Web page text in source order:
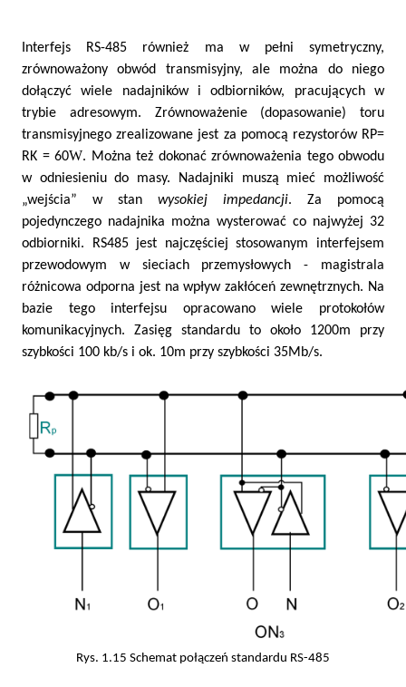
Interfejs RS-485 również ma w pełni symetryczny,
zrównoważony obwód transmisyjny, ale można do niego
dołączyć wiele nadajników i odbiorników, pracujących w
trybie adresowym. Zrównoważenie (dopasowanie) toru
transmisyjnego zrealizowane jest za pomocą rezystorów RP=
RK = 60W. Można też dokonać zrównoważenia tego obwodu
w odniesieniu do masy. Nadajniki muszą mieć możliwość
„wejścia” w stan wysokiej impedancji. Za pomocą
pojedynczego nadajnika można wysterować co najwyżej 32
odbiorniki. RS485 jest najczęściej stosowanym interfejsem
przewodowym w sieciach przemysłowych - magistrala
różnicowa odporna jest na wpływ zakłóceń zewnętrznych. Na
bazie tego interfejsu opracowano wiele protokołów
komunikacyjnych. Zasięg standardu to około 1200m przy
szybkości 100 kb/s i ok. 10m przy szybkości 35Mb/s.
Rys. 1.15 Schemat połączeń standardu RS-485